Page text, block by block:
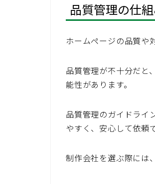
品質管理の仕
ホームページの品質や
品質管理が不十分だと
能性があります。
品質管理のガイドライ
やすく、安心して依頼
制作会社を選ぶ際には